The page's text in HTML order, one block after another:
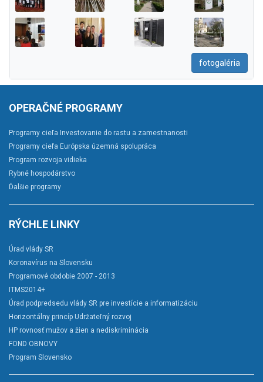
fotogaléria
OPERAČNÉ PROGRAMY
Programy cieľa Investovanie do rastu a zamestnanosti
Programy cieľa Európska územná spolupráca
Program rozvoja vidieka
Rybné hospodárstvo
Ďalšie programy
RÝCHLE LINKY
Úrad vlády SR
Koronavírus na Slovensku
Programové obdobie 2007 - 2013
ITMS2014+
Úrad podpredsedu vlády SR pre investície a informatizáciu
Horizontálny princíp Udržateľný rozvoj
HP rovnosť mužov a žien a nediskriminácia
FOND OBNOVY
Program Slovensko